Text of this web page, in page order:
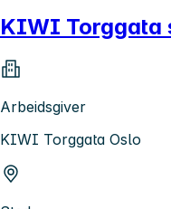
KIWI Torggata
Arbeidsgiver
KIWI Torggata Oslo